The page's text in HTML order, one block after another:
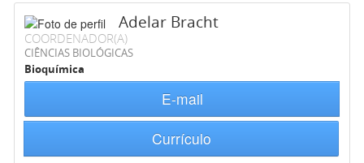
Adelar Bracht
COORDENADOR(A)
CIÊNCIAS BIOLÓGICAS
Bioquímica
E-mail
Currículo